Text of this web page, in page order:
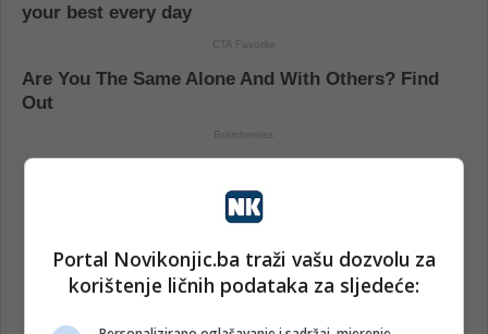
Portal Novikonjic.ba traži vašu dozvolu za
korištenje ličnih podataka za sljedeće: